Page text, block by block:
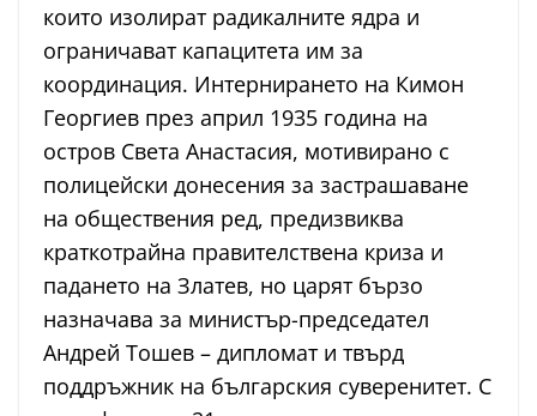
които изолират радикалните ядра и
ограничават капацитета им за
координация. Интернирането на Кимон
Георгиев през април 1935 година на
остров Света Анастасия, мотивирано с
полицейски донесения за застрашаване
на обществения ред, предизвиква
краткотрайна правителствена криза и
падането на Златев, но царят бързо
назначава за министър-председател
Андрей Тошев – дипломат и твърд
поддръжник на българския суверенитет. С